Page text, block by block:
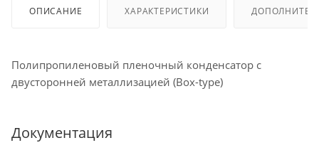
ОПИСАНИЕ ХАРАКТЕРИСТИКИ
Полипропиленовый пленочный конденсатор с
двусторонней металлизацией (Box-type)
Документация